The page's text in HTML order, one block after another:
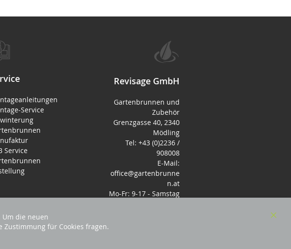
Service
Service
Revisage GmbH
Gartenbrunnen und
Zubehör
Grenzgasse 40, 2340
Mödling
Tel: +43 (0)2236 /
908008
E-Mail:
office@gartenbrunne
n.at
Mo-Fr: 9-17 - Samstag
Um die neuen
für Cookies fragen.